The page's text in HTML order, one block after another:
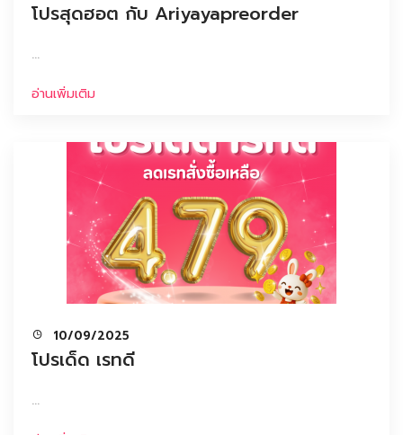
โปรสุดฮอต กับ Ariyayapreorder
...
อ่านเพิ่มเติม
10/09/2025
โปรเด็ด เรทดี
...